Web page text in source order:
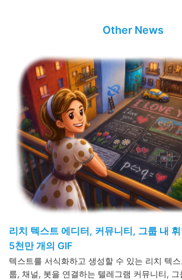
Other News
리치 텍스트 에디터, 커뮤니티, 그룹 내
5천만 개의 GIF
텍스트를 서식화하고 생성할 수 있는 리치 텍
룹, 채널, 봇을 연결하는 텔레그램 커뮤니티,